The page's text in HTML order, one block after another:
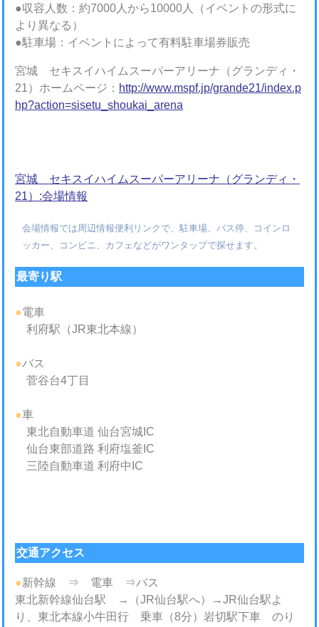
●収容人数：約7000人から10000人（イベントの形式に
より異なる）
●駐車場：イベントによって有料駐車場券販売
宮城 セキスイハイムスーパーアリーナ（グランディ・
21）ホームページ： http://www.mspf.jp/grande21/index.p
hp?action=sisetu_shoukai_arena
宮城 セキスイハイムスーパーアリーナ（グランディ・
21）:会場情報
会場情報では周辺情報便利リンクで、駐車場、バス停、コインロ
ッカー、コンビニ、カフェなどがワンタップで探せます。
最寄り駅
●電車
利府駅（JR東北本線）
●バス
菅谷台4丁目
●車
東北自動車道 仙台宮城IC
仙台東部道路 利府塩釜IC
三陸自動車道 利府中IC
交通アクセス
●新幹線 ⇒ 電車 ⇒バス
東北新幹線仙台駅 →（JR仙台駅へ）→JR仙台駅よ
り、東北本線小牛田行 乗車（8分）岩切駅下車 のり